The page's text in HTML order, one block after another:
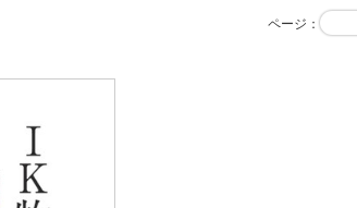
ページ ：